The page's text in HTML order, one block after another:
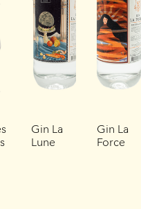
Gin La
Lune
Gin La
Force